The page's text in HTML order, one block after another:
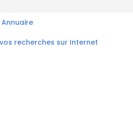
recherches sur Internet